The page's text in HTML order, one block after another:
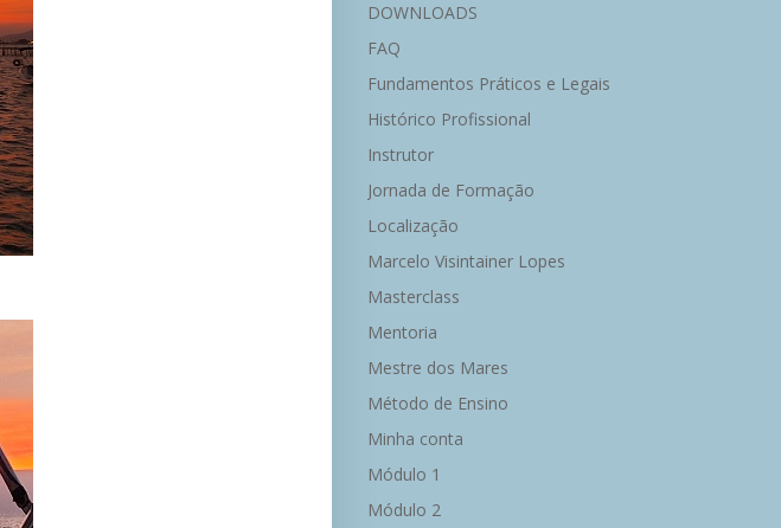
DOWNLOADS
FAQ
Fundamentos Práticos e Legais
Histórico Profissional
Instrutor
Jornada de Formação
Localização
Marcelo Visintainer Lopes
Masterclass
Mentoria
Mestre dos Mares
Método de Ensino
Minha conta
Módulo 1
Módulo 2